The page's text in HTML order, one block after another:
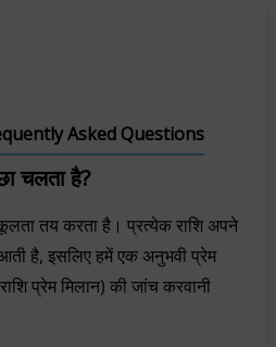
Asked Questions
चलता है?
तय करता है। प्रत्येक राशि अपने
है, इसलिए हमें एक अनुभवी प्रेम
प्रेम मिलान) की जांच करवानी